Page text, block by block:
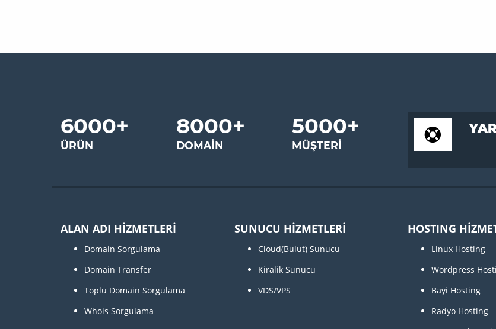
6000+
ÜRÜN
8000+
DOMAIN
5000+
MÜŞTERI
ALAN ADI HİZMETLERİ
Domain Sorgulama
Domain Transfer
Toplu Domain Sorgulama
Whois Sorgulama
SUNUCU HİZMETLERİ
Cloud(Bulut) Sunucu
Kiralik Sunucu
VDS/VPS
HOSTING
Linux Hosting
Wordpress
Bayi Hosting
Radyo Hosting